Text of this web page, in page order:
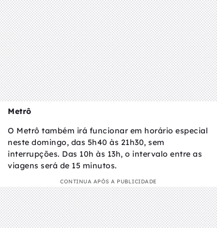
Metrô
O Metrô também irá funcionar em horário especial
neste domingo, das 5h40 às 21h30, sem
interrupções. Das 10h às 13h, o intervalo entre as
viagens será de 15 minutos.
CONTINUA APÓS A PUBLICIDADE